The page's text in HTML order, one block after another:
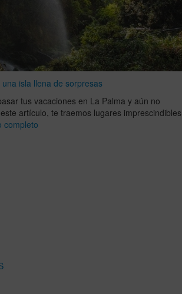
isla llena de sorpresas
tus vacaciones en La Palma y aún no
artículo, te traemos lugares imprescindibles
completo